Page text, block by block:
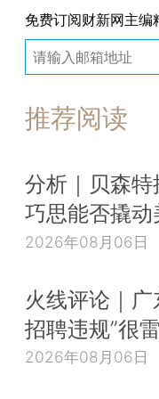
免费订阅财新网主编
推荐阅读
分析｜贝森
巧思能否撬
2026年08月06日
火线评论｜
招聘违规”很
2026年08月06日